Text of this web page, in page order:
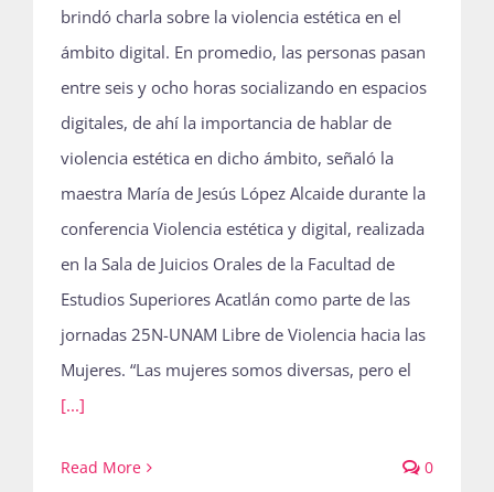
brindó charla sobre la violencia estética en el
ámbito digital. En promedio, las personas pasan
entre seis y ocho horas socializando en espacios
digitales, de ahí la importancia de hablar de
violencia estética en dicho ámbito, señaló la
maestra María de Jesús López Alcaide durante la
conferencia Violencia estética y digital, realizada
en la Sala de Juicios Orales de la Facultad de
Estudios Superiores Acatlán como parte de las
jornadas 25N-UNAM Libre de Violencia hacia las
Mujeres. “Las mujeres somos diversas, pero el
[...]
Read More 0